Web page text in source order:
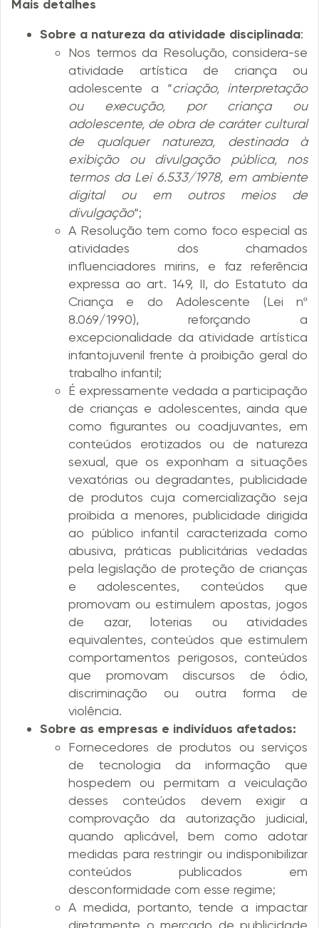
Mais detalhes
Sobre a natureza da atividade disciplinada:
Nos termos da Resolução, considera-se
atividade artística de criança ou
adolescente a “criação, interpretação
ou execução, por criança ou
adolescente, de obra de caráter cultural
de qualquer natureza, destinada à
exibição ou divulgação pública, nos
termos da Lei 6.533/1978, em ambiente
digital ou em outros meios de
divulgação“;
A Resolução tem como foco especial as
atividades dos chamados
influenciadores mirins, e faz referência
expressa ao art. 149, II, do Estatuto da
Criança e do Adolescente (Lei nº
8.069/1990), reforçando a
excepcionalidade da atividade artística
infantojuvenil frente à proibição geral do
trabalho infantil;
É expressamente vedada a participação
de crianças e adolescentes, ainda que
como figurantes ou coadjuvantes, em
conteúdos erotizados ou de natureza
sexual, que os exponham a situações
vexatórias ou degradantes, publicidade
de produtos cuja comercialização seja
proibida a menores, publicidade dirigida
ao público infantil caracterizada como
abusiva, práticas publicitárias vedadas
pela legislação de proteção de crianças
e adolescentes, conteúdos que
promovam ou estimulem apostas, jogos
de azar, loterias ou atividades
equivalentes, conteúdos que estimulem
comportamentos perigosos, conteúdos
que promovam discursos de ódio,
discriminação ou outra forma de
violência.
Sobre as empresas e indivíduos afetados:
Fornecedores de produtos ou serviços
de tecnologia da informação que
hospedem ou permitam a veiculação
desses conteúdos devem exigir a
comprovação da autorização judicial,
quando aplicável, bem como adotar
medidas para restringir ou indisponibilizar
conteúdos publicados em
desconformidade com esse regime;
A medida, portanto, tende a impactar
diretamente o mercado de publicidade